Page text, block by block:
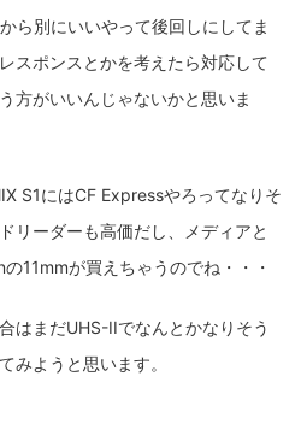
ら別にいいやって後回しにしてま
スポンスとかを考えたら対応して
方がいいんじゃないかと思いま
S1にはCF Expressやろってなりそ
リーダーも高価だし、メディアと
11mmが買えちゃうのでね・・・
はまだUHS-IIでなんとかなりそう
みようと思います。